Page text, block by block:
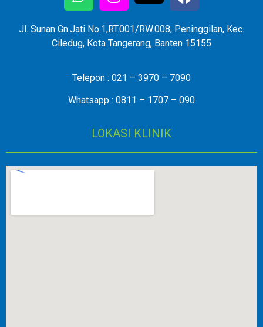
Jl. Sunan Gn.Jati No.1,RT.001/RW.008, Peninggilan, Kec.
Ciledug, Kota Tangerang, Banten 15155
Telepon : 021 – 3970 – 7090
Whatsapp : 0811 – 1707 – 090
LOKASI KLINIK